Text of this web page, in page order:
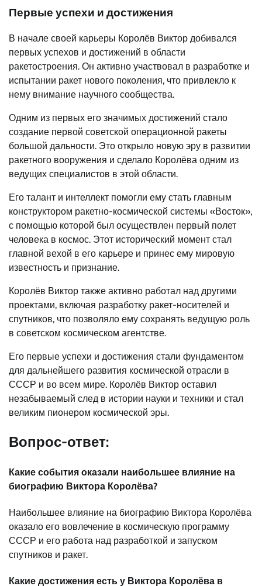
Первые успехи и достижения
В начале своей карьеры Королёв Виктор добивался
первых успехов и достижений в области
ракетостроения. Он активно участвовал в разработке и
испытании ракет нового поколения, что привлекло к
нему внимание научного сообщества.
Одним из первых его значимых достижений стало
создание первой советской операционной ракеты
большой дальности. Это открыло новую эру в развитии
ракетного вооружения и сделало Королёва одним из
ведущих специалистов в этой области.
Его талант и интеллект помогли ему стать главным
конструктором ракетно-космической системы «Восток»,
с помощью которой был осуществлен первый полет
человека в космос. Этот исторический момент стал
главной вехой в его карьере и принес ему мировую
известность и признание.
Королёв Виктор также активно работал над другими
проектами, включая разработку ракет-носителей и
спутников, что позволяло ему сохранять ведущую роль
в советском космическом агентстве.
Его первые успехи и достижения стали фундаментом
для дальнейшего развития космической отрасли в
СССР и во всем мире. Королёв Виктор оставил
незабываемый след в истории науки и техники и стал
великим пионером космической эры.
Вопрос-ответ:
Какие события оказали наибольшее влияние на
биографию Виктора Королёва?
Наибольшее влияние на биографию Виктора Королёва
оказало его вовлечение в космическую программу
СССР и его работа над разработкой и запуском
спутников и ракет.
Какие достижения есть у Виктора Королёва в